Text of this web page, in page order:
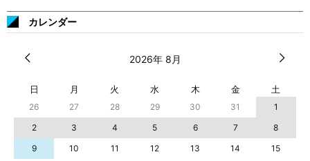
カレンダー
2026年 8月
日 月 火 水 木 金 土
26 27 28 29 30 31
1
2
3 4 5 6 7
8
9
10 11 12 13 14
15